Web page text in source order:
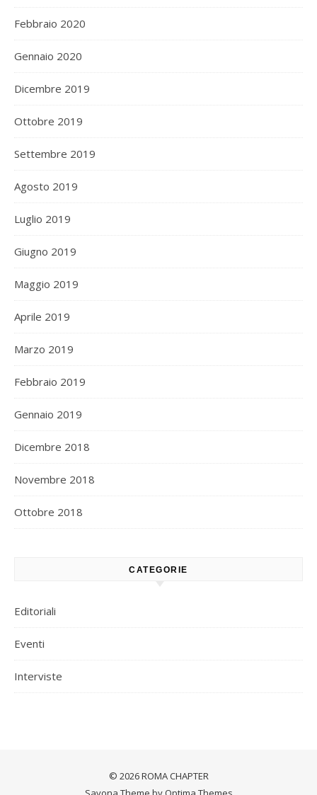
Febbraio 2020
Gennaio 2020
Dicembre 2019
Ottobre 2019
Settembre 2019
Agosto 2019
Luglio 2019
Giugno 2019
Maggio 2019
Aprile 2019
Marzo 2019
Febbraio 2019
Gennaio 2019
Dicembre 2018
Novembre 2018
Ottobre 2018
CATEGORIE
Editoriali
Eventi
Interviste
© 2026 ROMA CHAPTER